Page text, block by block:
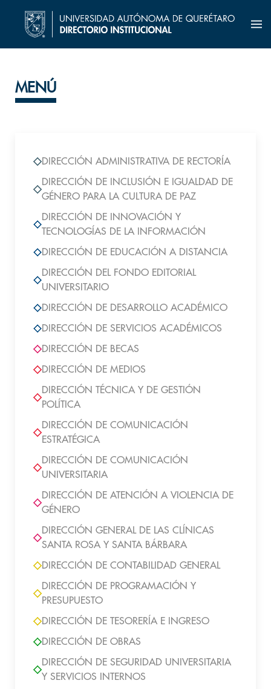
MENÚ
DIRECCIÓN ADMINISTRATIVA DE RECTORÍA
DIRECCIÓN DE INCLUSIÓN E IGUALDAD DE
GÉNERO PARA LA CULTURA DE PAZ
DIRECCIÓN DE INNOVACIÓN Y
TECNOLOGÍAS DE LA INFORMACIÓN
DIRECCIÓN DE EDUCACIÓN A DISTANCIA
DIRECCIÓN DEL FONDO EDITORIAL
UNIVERSITARIO
DIRECCIÓN DE DESARROLLO ACADÉMICO
DIRECCIÓN DE SERVICIOS ACADÉMICOS
DIRECCIÓN DE BECAS
DIRECCIÓN DE MEDIOS
DIRECCIÓN TÉCNICA Y DE GESTIÓN
POLÍTICA
DIRECCIÓN DE COMUNICACIÓN
ESTRATÉGICA
DIRECCIÓN DE COMUNICACIÓN
UNIVERSITARIA
DIRECCIÓN DE ATENCIÓN A VIOLENCIA DE
GÉNERO
DIRECCIÓN GENERAL DE LAS CLÍNICAS
SANTA ROSA Y SANTA BÁRBARA
DIRECCIÓN DE CONTABILIDAD GENERAL
DIRECCIÓN DE PROGRAMACIÓN Y
PRESUPUESTO
DIRECCIÓN DE TESORERÍA E INGRESO
DIRECCIÓN DE OBRAS
DIRECCIÓN DE SEGURIDAD UNIVERSITARIA
Y SERVICIOS INTERNOS